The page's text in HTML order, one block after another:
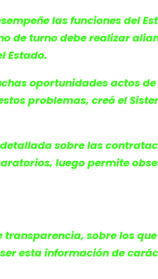
las funciones del
de turno debe realizar
Estado.
oportunidades actos
problemas, creó el
sobre las
luego permite
sobre los
esta información de